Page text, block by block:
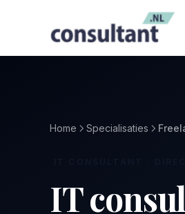
Home Specialisaties
IT